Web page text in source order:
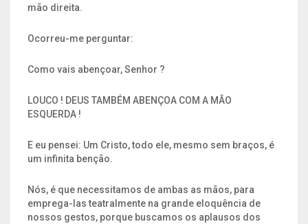
mão direita.
Ocorreu-me perguntar:
Como vais abençoar, Senhor ?
LOUCO ! DEUS TAMBÉM ABENÇOA COM A MÃO
ESQUERDA !
E eu pensei: Um Cristo, todo ele, mesmo sem braços, é
um infinita benção.
Nós, é que necessitamos de ambas as mãos, para
emprega-las teatralmente na grande eloquência de
nossos gestos, porque buscamos os aplausos dos